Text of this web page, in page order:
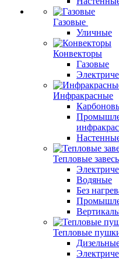
Газовые
Уличные
Конвекторы
Газовые
Инфракрасные
Тепловые
Водяные
Без
Тепловые